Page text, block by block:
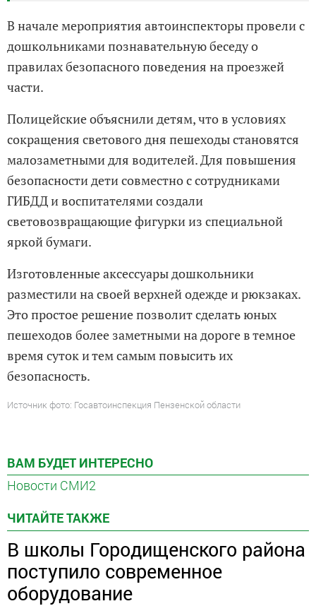
В начале мероприятия автоинспекторы провели с
дошкольниками познавательную беседу о
правилах безопасного поведения на проезжей
части.
Полицейские объяснили детям, что в условиях
сокращения светового дня пешеходы становятся
малозаметными для водителей. Для повышения
безопасности дети совместно с сотрудниками
ГИБДД и воспитателями создали
световозвращающие фигурки из специальной
яркой бумаги.
Изготовленные аксессуары дошкольники
разместили на своей верхней одежде и рюкзаках.
Это простое решение позволит сделать юных
пешеходов более заметными на дороге в темное
время суток и тем самым повысить их
безопасность.
Источник фото: Госавтоинспекция Пензенской области
ВАМ БУДЕТ ИНТЕРЕСНО
Новости СМИ2
ЧИТАЙТЕ ТАКЖЕ
В школы Городищенского района
поступило современное
оборудование